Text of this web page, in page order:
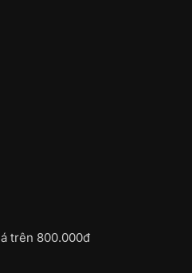
trên 800.000đ